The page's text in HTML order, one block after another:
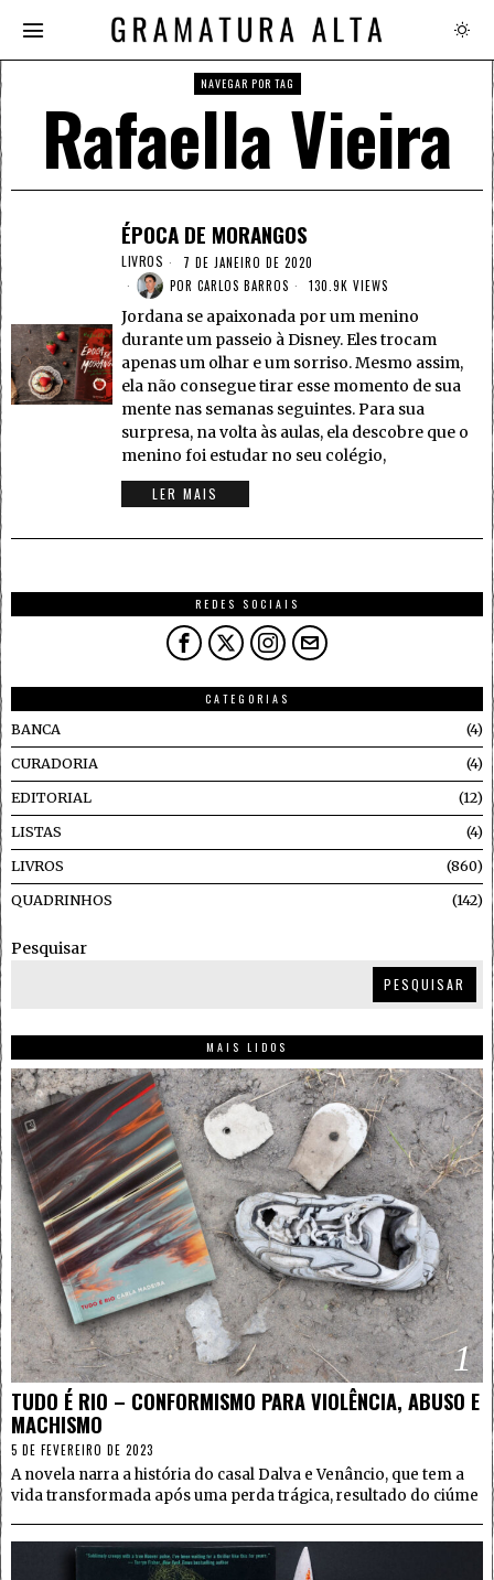
NAVEGAR POR TAG
Rafaella Vieira
ÉPOCA DE MORANGOS
LIVROS
7 DE JANEIRO DE 2020
POR CARLOS BARROS 130.9K VIEWS
Jordana se apaixonada por um menino
durante um passeio à Disney. Eles trocam
apenas um olhar e um sorriso. Mesmo assim,
ela não consegue tirar esse momento de sua
mente nas semanas seguintes. Para sua
surpresa, na volta às aulas, ela descobre que o
menino foi estudar no seu colégio,
LER MAIS
REDES SOCIAIS
CATEGORIAS
BANCA
4
CURADORIA 4
EDITORIAL 12
LISTAS 4
LIVROS 860
QUADRINHOS 142
Pesquisar
PESQUISAR
MAIS LIDOS
1
TUDO É RIO – CONFORMISMO PARA VIOLÊNCIA, ABUSO E
MACHISMO
5 DE FEVEREIRO DE 2023
A novela narra a história do casal Dalva e Venâncio, que tem a
vida transformada após uma perda trágica, resultado do ciúme